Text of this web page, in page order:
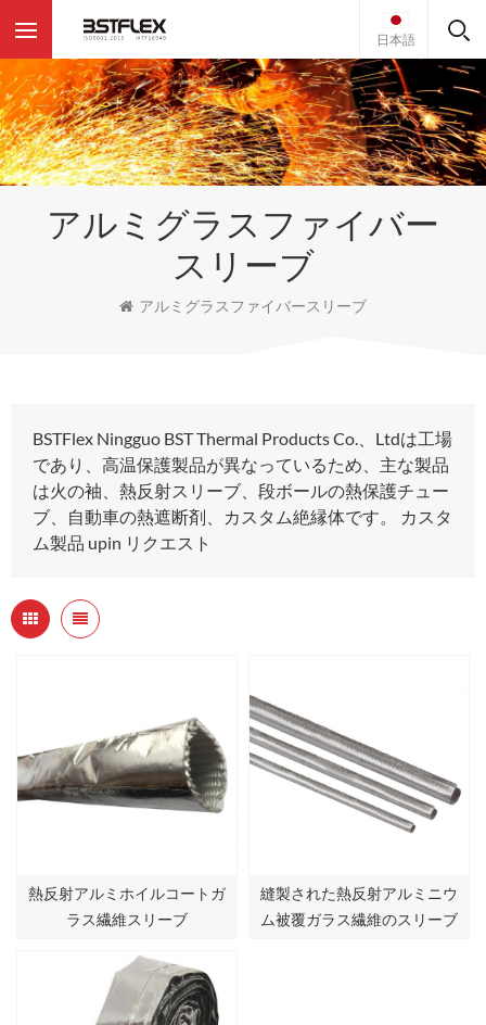
日本語
アルミグラスファイバー
スリーブ
アルミグラスファイバースリーブ
BSTFlex Ningguo BST Thermal Products Co.、Ltdは工場
であり、高温保護製品が異なっているため、主な製品
は火の袖、熱反射スリーブ、段ボールの熱保護チュー
ブ、自動車の熱遮断剤、カスタム絶縁体です。 カスタ
ム製品 upin リクエスト
熱反射アルミホイルコートガ
ラス繊維スリーブ
縫製された熱反射アルミニウ
ム被覆ガラス繊維のスリーブ